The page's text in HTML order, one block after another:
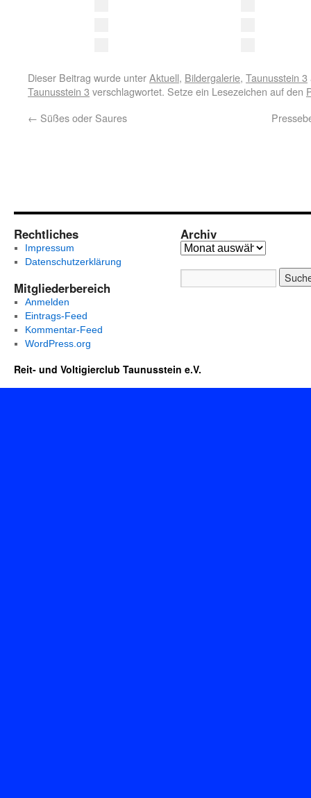
Dieser Beitrag wurde unterAktuell, Bildergalerie, Taunusstein 3
Taunusstein 3 verschlagwortet. Setze ein Lesezeichen auf den
← Süßes oder Saures
Rechtliches
Impressum
Datenschutzerklärung
Mitgliederbereich
Anmelden
Eintrags-Feed
Kommentar-Feed
WordPress.org
Archiv
Reit- und Voltigierclub Taunusstein e.V.